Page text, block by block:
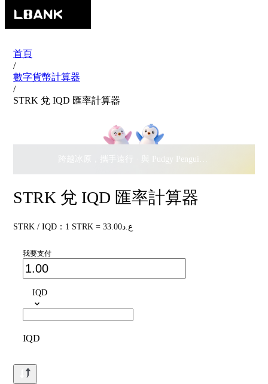
首頁
/
數字貨幣計算器
/
STRK 兌 IQD 匯率計算器
跨越冰原，攜手遠行 · 與 Pudgy Penguins 搖擺瓜分
STRK 兌 IQD 匯率計算器
STRK / IQD：1 STRK = ع.د33.00
我要支付
IQD
IQD